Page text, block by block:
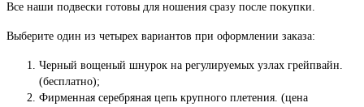
Все наши подвески готовы для ношения сразу после покупки.
Выберите один из четырех вариантов при оформлении заказа:
Черный вощеный шнурок на регулируемых узлах грейпвайн.
(бесплатно);
Фирменная серебряная цепь крупного плетения. (цена